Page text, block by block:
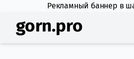
Рекламный баннер в
gorn.pro